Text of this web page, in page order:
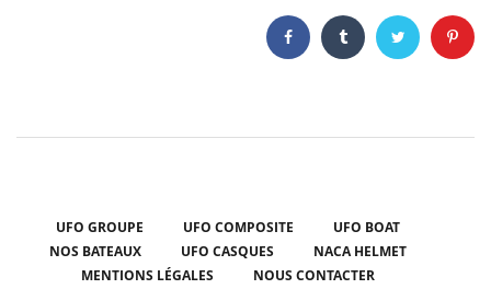
UFO GROUPE UFO COMPOSITE
UFO BOAT
NOS BATEAUX
UFO CASQUES
NACA HELMET
MENTIONS LÉGALES
NOUS CONTACTER